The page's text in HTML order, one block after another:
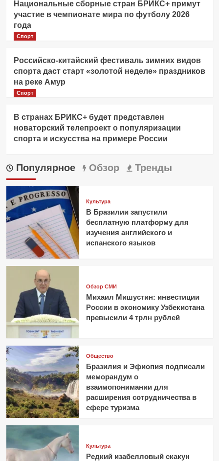
Национальные сборные стран БРИКС+ примут
участие в чемпионате мира по футболу 2026
года
Спорт
Российско-китайский фестиваль зимних видов
спорта даст старт «золотой неделе» праздников
на реке Амур
Спорт
В странах БРИКС+ будет представлен
новаторский телепроект о популяризации
спорта и искусства на примере России
Популярное Обзор Тренды
Культура
В Бразилии запустили
бесплатную платформу для
изучения английского и
испанского языков
Обзор СМИ
Михаил Мишустин: инвестиции
России в экономику Узбекистана
превысили 4 трлн рублей
Общество
Бразилия и Эфиопия подписали
меморандум о
взаимопонимании для
расширения сотрудничества в
сфере туризма
Культура
Редкий изабелловый скакун